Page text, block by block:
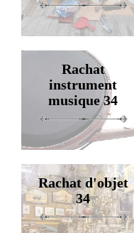
Rachat
instrument
musique 34
Rachat d'objet
34